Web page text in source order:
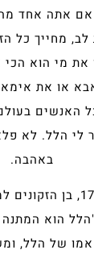
אם אתה אחד
מחייך כל
מי הוא הכי
או את
האנשים
לי הלל. לא
באהבה.
הוא
אמו של הלל,